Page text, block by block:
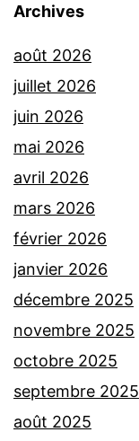
Archives
août 2026
juillet 2026
juin 2026
mai 2026
avril 2026
mars 2026
février 2026
janvier 2026
décembre 2025
novembre 2025
octobre 2025
septembre 2025
août 2025